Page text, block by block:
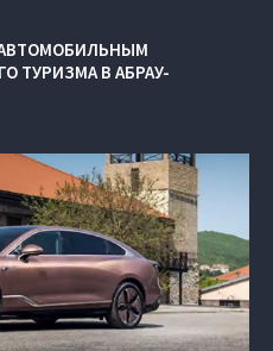
АВТОМОБИЛЬНЫМ
ТУРИЗМА В АБРАУ-